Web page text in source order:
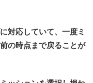
対応していて、一度ミ
の時点まで戻ることが